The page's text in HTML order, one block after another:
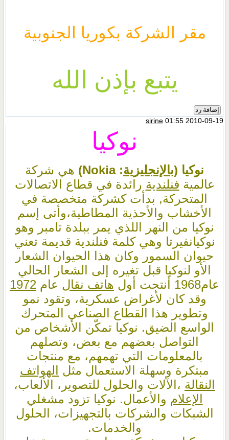
مقر الشركة بكوريا الجنوبية
يتبع بإذن الله
إضافة رد
sirine01:55 2010-09-19
نوكيا
نوكيا (بالإنجليزية: Nokia‏)
هي شركة
عالمية فنلندية رائدة في قطاع الاتصالات
المتحركة, بدأت كشركة متخصصة في
الأخشاب والأحذية المطاطية،وأتى إسم
نوكيا من النهر اللذي يمر ببلدة تامبر وهو
نوكيانفيرتا وهي كلمة فنلندية قديمة تعني
حيوان السمور وكان هذا الحيوان الشعار
الأو لنوكيا قبل تغيره إلى الشعار الحالي
عام1968 أنتجت أول
هاتف نقال عام 1972
وقد كان لأغراض عسكرية، وتقود نمو
وتطوير هذا القطاع الصناعي المتحرك
الواسع الضيق. نوكيا تمكّن الأشخاص من
التواصل بعضهم مع بعض، وتصلهم
بالمعلومات التي تهمهم، مع منتجات
مبتكرة وسهلة الاستعمال مثل الهواتف
النقالة ،الآلات والحلول للتصوير، الألعاب،
الإعلام والأعمال. نوكيا تزود مشغلي
الشبكات والشركات بالتجهيزات، الحلول
والخدمات.